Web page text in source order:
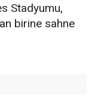
Stadyumu,
birine sahne